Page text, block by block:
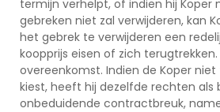
termijn verhelpt, of indien hij Koper
gebreken niet zal verwijderen, kan
het gebrek te verwijderen een
koopprijs eisen of zich
overeenkomst. Indien de Koper
kiest, heeft hij dezelfde rechten als
onbeduidende contractbreuk,